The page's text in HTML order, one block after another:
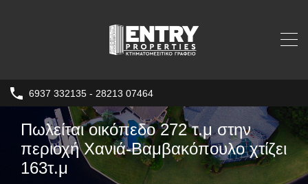
6937 332135 - 28213 07464
Πωλείται οικόπεδo 272 τ.μ στην
περιοχή Χανιά-Βαμβακόπουλο χτίζει
163τ.μ